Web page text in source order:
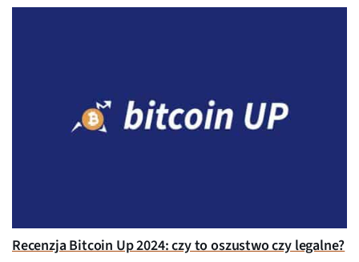
Recenzja Bitcoin Up 2024: czy to oszustwo czy legalne?